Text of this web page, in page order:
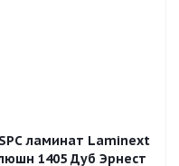
ламинат Laminext
1405 Дуб Эрнест